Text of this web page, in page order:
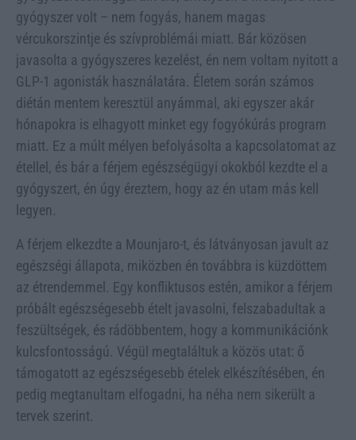
gyógyszer volt – nem fogyás, hanem magas
vércukorszintje és szívproblémái miatt. Bár közösen
javasolta a gyógyszeres kezelést, én nem voltam nyitott a
GLP-1 agonisták használatára. Életem során számos
diétán mentem keresztül anyámmal, aki egyszer akár
hónapokra is elhagyott minket egy fogyókúrás program
miatt. Ez a múlt mélyen befolyásolta a kapcsolatomat az
étellel, és bár a férjem egészségügyi okokból kezdte el a
gyógyszert, én úgy éreztem, hogy az én utam más kell
legyen.
A férjem elkezdte a Mounjaro-t, és látványosan javult az
egészségi állapota, miközben én továbbra is küzdöttem
az étrendemmel. Egy konfliktusos estén, amikor a férjem
próbált egészségesebb ételt javasolni, felszabadultak a
feszültségek, és rádöbbentem, hogy a kommunikációnk
kulcsfontosságú. Végül megtaláltuk a közös utat: ő
támogatott az egészségesebb ételek elkészítésében, én
pedig megtanultam elfogadni, ha néha nem sikerült a
tervek szerint.